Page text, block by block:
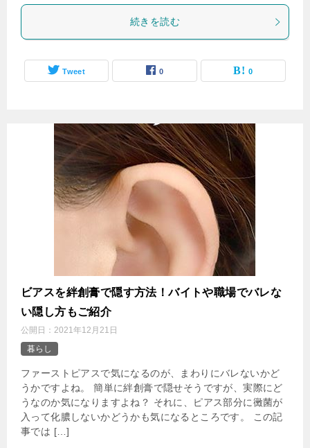
続きを読む
Tweet 0 0
‌ビアスを絆創膏で隠す方法！バイトや職場でバレな
い隠し方もご紹介
公開日： 2021年12月21日
暮らし
ファーストピアスで気になるのが、まわりにバレないかど
うかですよね。 簡単に絆創膏で隠せそうですが、実際にど
うなのか気になりますよね？ それに、ピアス部分に黴菌が
入って化膿しないかどうかも気になるところです。 この記
事では […]